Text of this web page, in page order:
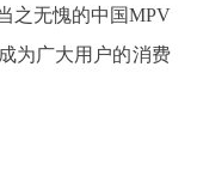
之无愧的中国MPV
为广大用户的消费